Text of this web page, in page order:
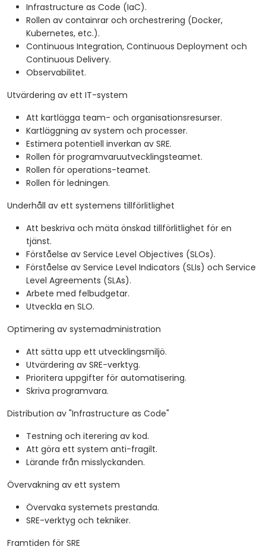
Infrastructure as Code (IaC).
Rollen av containrar och orchestrering (Docker,
Kubernetes, etc.).
Continuous Integration, Continuous Deployment och
Continuous Delivery.
Observabilitet.
Utvärdering av ett IT-system
Att kartlägga team- och organisationsresurser.
Kartläggning av system och processer.
Estimera potentiell inverkan av SRE.
Rollen för programvaruutvecklingsteamet.
Rollen för operations-teamet.
Rollen för ledningen.
Underhåll av ett systemens tillförlitlighet
Att beskriva och mäta önskad tillförlitlighet för en
tjänst.
Förståelse av Service Level Objectives (SLOs).
Förståelse av Service Level Indicators (SLIs) och Service
Level Agreements (SLAs).
Arbete med felbudgetar.
Utveckla en SLO.
Optimering av systemadministration
Att sätta upp ett utvecklingsmiljö.
Utvärdering av SRE-verktyg.
Prioritera uppgifter för automatisering.
Skriva programvara.
Distribution av "Infrastructure as Code"
Testning och iterering av kod.
Att göra ett system anti-fragilt.
Lärande från misslyckanden.
Övervakning av ett system
Övervaka systemets prestanda.
SRE-verktyg och tekniker.
Framtiden för SRE